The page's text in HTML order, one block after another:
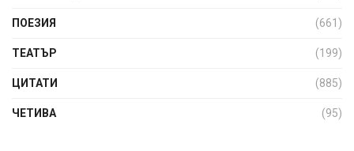
ПОЕЗИЯ (661)
ТЕАТЪР (199)
ЦИТАТИ (885)
ЧЕТИВА (95)